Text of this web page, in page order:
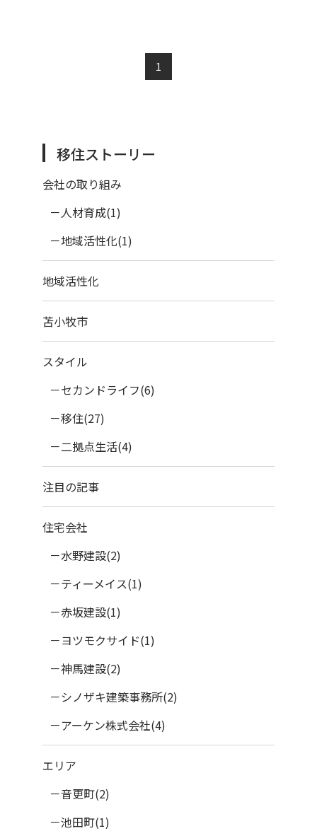
1
移住ストーリー
会社の取り組み
人材育成(1)
地域活性化(1)
地域活性化
苫小牧市
スタイル
セカンドライフ(6)
移住(27)
二拠点生活(4)
注目の記事
住宅会社
水野建設(2)
ティーメイス(1)
赤坂建設(1)
ヨツモクサイド(1)
神馬建設(2)
シノザキ建築事務所(2)
アーケン株式会社(4)
エリア
音更町(2)
池田町(1)